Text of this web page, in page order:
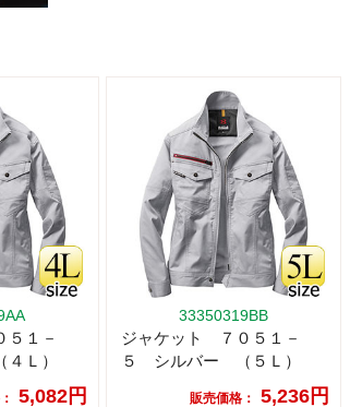
１－
Ｌ）
5,082円
33350319BB
ジャケット ７０５１－
５ シルバー （５Ｌ）
販売価格： 5,236円